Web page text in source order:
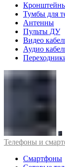
Тумбы для
Антенны
Пульты ДУ
Видео
Аудио
Телефоны и
Смартфоны